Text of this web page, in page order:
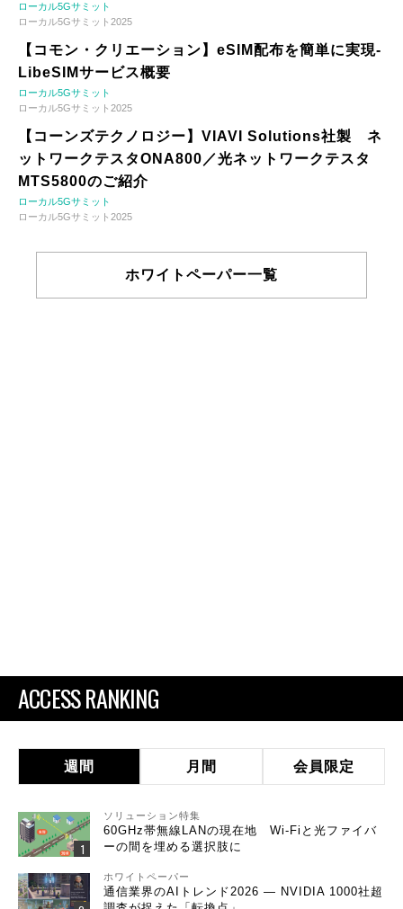
ローカル5Gサミット
ローカル5Gサミット2025
【コモン・クリエーション】eSIM配布を簡単に実現-
LibeSIMサービス概要
ローカル5Gサミット
ローカル5Gサミット2025
【コーンズテクノロジー】VIAVI Solutions社製 ネ
ットワークテスタONA800／光ネットワークテスタ
MTS5800のご紹介
ローカル5Gサミット
ローカル5Gサミット2025
ホワイトペーパー一覧
ACCESS RANKING
週間 月間 会員限定
ソリューション特集
60GHz帯無線LANの現在地 Wi-Fiと光ファイバ
ーの間を埋める選択肢に
ホワイトペーパー
通信業界のAIトレンド2026 ― NVIDIA 1000社超